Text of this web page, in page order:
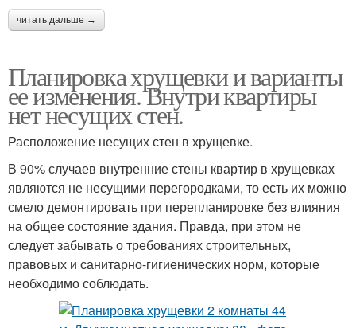
читать дальше →
Планировка хрущевки и варианты
ее изменения. Внутри квартиры
нет несущих стен.
Расположение несущих стен в хрущевке.
В 90% случаев внутренние стены квартир в хрущевках
являются не несущими перегородками, то есть их можно
смело демонтировать при перепланировке без влияния
на общее состояние здания. Правда, при этом не
следует забывать о требованиях строительных,
правовых и санитарно-гигиенических норм, которые
необходимо соблюдать.